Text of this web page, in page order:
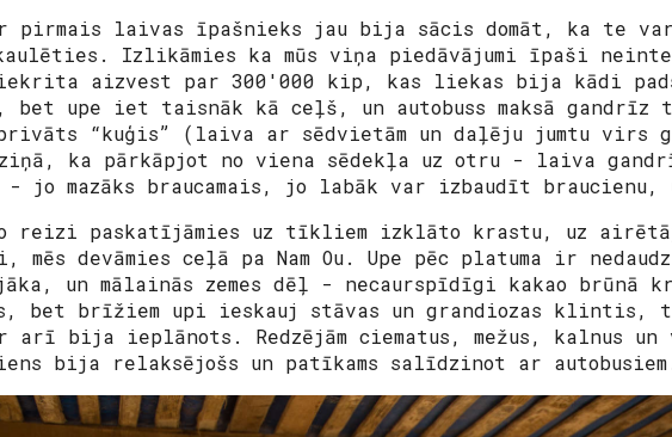
pirmais laivas īpašnieks jau bija sācis domāt, ka te
kaulēties. Izlikāmies ka mūs viņa piedāvājumi īpaši
aizvest par 300'000 kip, kas liekas bija kādi
bet upe iet taisnāk kā ceļš, un autobuss maksā gandrīz
“kuģis” (laiva ar sēdvietām un daļēju jumtu virs
ka pārkāpjot no viena sēdekļa uz otru - laiva
- jo mazāks braucamais, jo labāk var izbaudīt
reizi paskatījāmies uz tīkliem izklāto krastu, uz
mēs devāmies ceļā pa Nam Ou. Upe pēc platuma ir
un mālainās zemes dēļ - necaurspīdīgi kakao
bet brīžiem upi ieskauj stāvas un grandiozas
arī bija ieplānots. Redzējām ciematus, mežus, kalnus
bija relaksējošs un patīkams salīdzinot ar